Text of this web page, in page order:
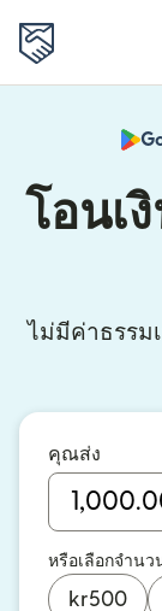
โอนเ
ไม่มีค่าธรรม
คุณส่ง
หรือเลือกจำนว
kr500